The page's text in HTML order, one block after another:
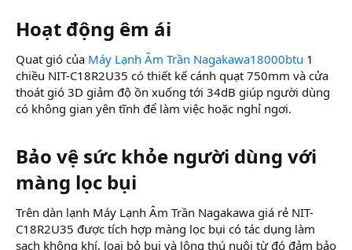
Hoạt động êm ái
Quat gió của Máy Lạnh Âm Trần Nagakawa18000btu 1
chiều NIT-C18R2U35 có thiết kế cánh quạt 750mm và cửa
thoát gió 3D giảm độ ồn xuống tới 34dB giúp người dùng
có không gian yên tĩnh để làm việc hoặc nghỉ ngơi.
Bảo vệ sức khỏe người dùng với
màng lọc bụi
Trên dàn lạnh Máy Lạnh Âm Trần Nagakawa giá rẻ NIT-
C18R2U35 được tích hợp màng lọc bụi có tác dụng làm
sạch không khí, loại bỏ bụi và lông thú nuôi từ đó đảm bảo